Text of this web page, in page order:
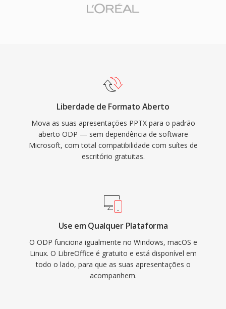
Liberdade de Formato Aberto
Mova as suas apresentações PPTX para o padrão
aberto ODP — sem dependência de software
Microsoft, com total compatibilidade com suítes de
escritório gratuitas.
Use em Qualquer Plataforma
O ODP funciona igualmente no Windows, macOS e
Linux. O LibreOffice é gratuito e está disponível em
todo o lado, para que as suas apresentações o
acompanhem.